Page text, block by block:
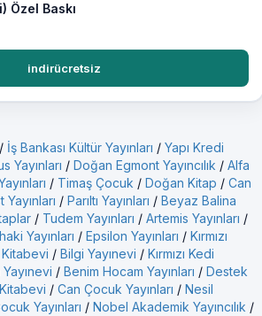
Özel Baskı
indirücretsiz
/ İş Bankası Kültür Yayınları / Yapı Kredi
Yayınları / Doğan Egmont Yayıncılık / Alfa
/ Timaş Çocuk / Doğan Kitap / Can
/ Parıltı Yayınları / Beyaz Balina
/ Tudem Yayınları / Artemis Yayınları /
Yayınları / Epsilon Yayınları / Kırmızı
Kitabevi / Bilgi Yayınevi / Kırmızı Kedi
/ Benim Hocam Yayınları / Destek
/ Can Çocuk Yayınları / Nesil
Yayınları / Nobel Akademik Yayıncılık /